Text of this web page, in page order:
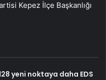
Kepez İlçe Başkanlığı
yeni noktaya daha EDS